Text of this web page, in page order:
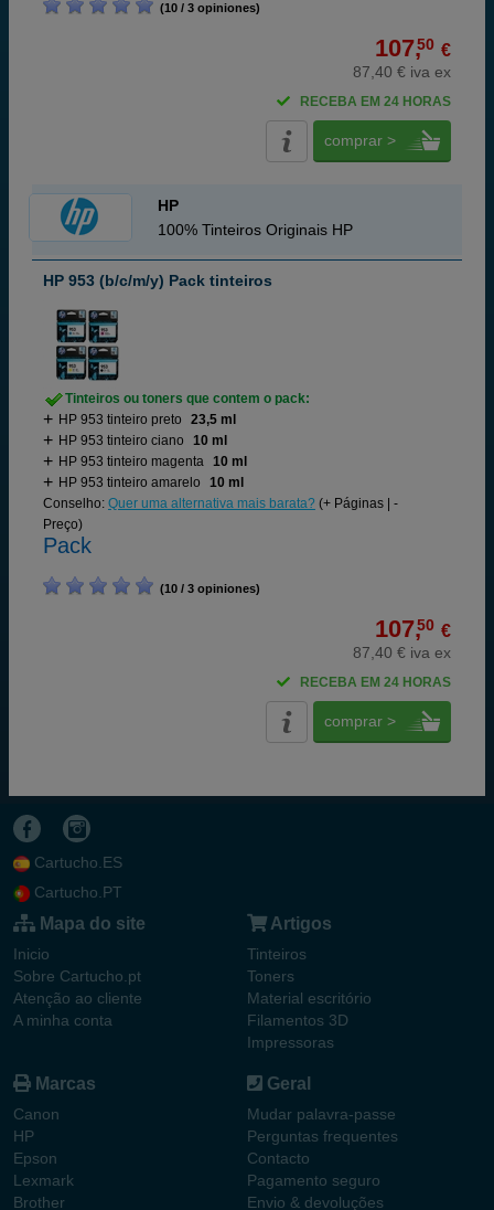
(10 / 3 opiniones)
107,50 €
87,40 € iva ex
RECEBA EM 24 HORAS
comprar >
HP
100% Tinteiros Originais HP
HP 953 (b/c/m/y) Pack tinteiros
Tinteiros ou toners que contem o pack:
HP 953 tinteiro preto
23,5 ml
HP 953 tinteiro ciano
10 ml
HP 953 tinteiro magenta 10 ml
HP 953 tinteiro amarelo
10 ml
Conselho: Quer uma alternativa mais barata? (+ Páginas | -
Preço)
Pack
(10 / 3 opiniones)
107,50 €
87,40 € iva ex
RECEBA EM 24 HORAS
comprar >
Cartucho.ES
Cartucho.PT
Mapa do site
Inicio
Sobre Cartucho.pt
Atenção ao cliente
A minha conta
Artigos
Tinteiros
Toners
Material escritório
Filamentos 3D
Impressoras
Marcas
Canon
HP
Epson
Lexmark
Brother
Geral
Mudar palavra-passe
Perguntas frequentes
Contacto
Pagamento seguro
Envio & devoluções